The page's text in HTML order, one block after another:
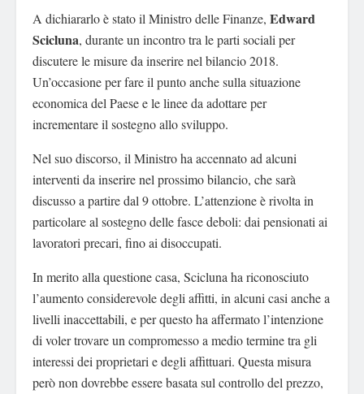
A dichiararlo è stato il Ministro delle Finanze, Edward
Scicluna, durante un incontro tra le parti sociali per
discutere le misure da inserire nel bilancio 2018.
Un’occasione per fare il punto anche sulla situazione
economica del Paese e le linee da adottare per
incrementare il sostegno allo sviluppo.
Nel suo discorso, il Ministro ha accennato ad alcuni
interventi da inserire nel prossimo bilancio, che sarà
discusso a partire dal 9 ottobre. L’attenzione è rivolta in
particolare al sostegno delle fasce deboli: dai pensionati ai
lavoratori precari, fino ai disoccupati.
In merito alla questione casa, Scicluna ha riconosciuto
l’aumento considerevole degli affitti, in alcuni casi anche a
livelli inaccettabili, e per questo ha affermato l’intenzione
di voler trovare un compromesso a medio termine tra gli
interessi dei proprietari e degli affittuari. Questa misura
però non dovrebbe essere basata sul controllo del prezzo,